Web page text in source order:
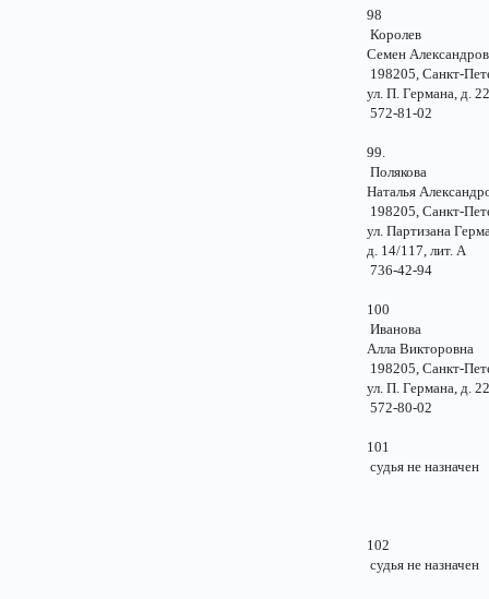
98
Королев
Семен
198205, Санкт-
ул. П. Германа,
572-81-02
99.
Полякова
Наталья
198205, Санкт-
ул. Партизана
д. 14/117, лит.
736-42-94
100
Иванова
Алла
198205, Санкт-
ул. П. Германа,
572-80-02
101
судья не
102
судья не